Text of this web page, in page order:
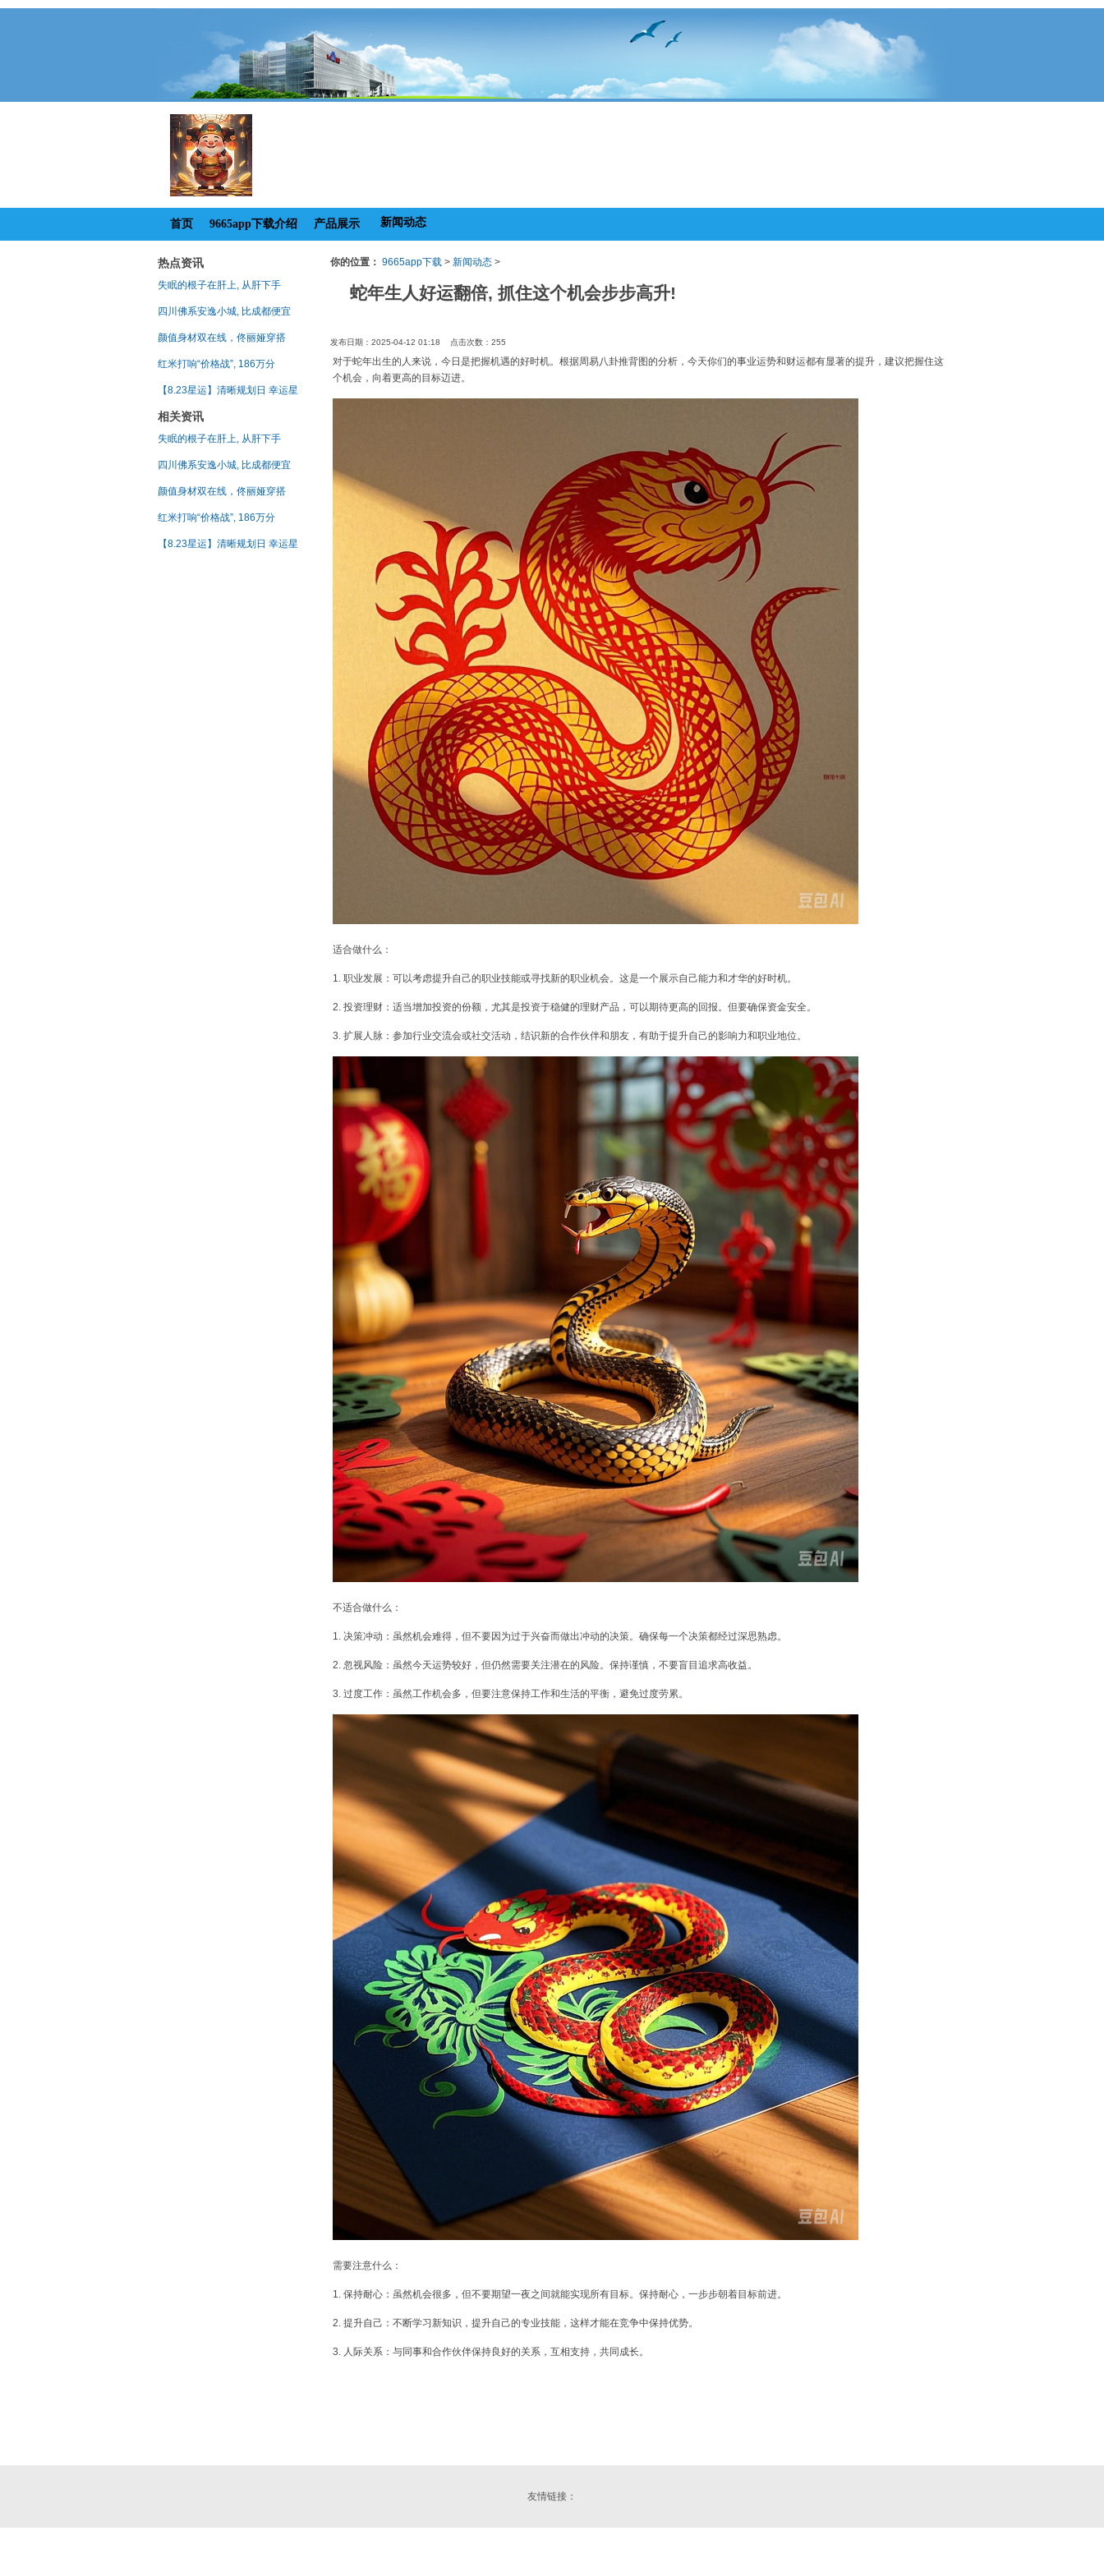
首页 9665app下载介绍 产品展示 新闻动态
热点资讯
失眠的根子在肝上, 从肝下手
四川佛系安逸小城, 比成都便宜
颜值身材双在线，佟丽娅穿搭
红米打响“价格战”, 186万分
【8.23星运】清晰规划日 幸运星
相关资讯
失眠的根子在肝上, 从肝下手
四川佛系安逸小城, 比成都便宜
颜值身材双在线，佟丽娅穿搭
红米打响“价格战”, 186万分
【8.23星运】清晰规划日 幸运星
你的位置： 9665app下载 > 新闻动态 >
蛇年生人好运翻倍, 抓住这个机会步步高升!
发布日期：2025-04-12 01:18 点击次数：255
对于蛇年出生的人来说，今日是把握机遇的好时机。根据周易八卦推背图的分析，今天你们的事业运势和财运都有显著的提升，建议把握住这
个机会，向着更高的目标迈进。
适合做什么：
1. 职业发展：可以考虑提升自己的职业技能或寻找新的职业机会。这是一个展示自己能力和才华的好时机。
2. 投资理财：适当增加投资的份额，尤其是投资于稳健的理财产品，可以期待更高的回报。但要确保资金安全。
3. 扩展人脉：参加行业交流会或社交活动，结识新的合作伙伴和朋友，有助于提升自己的影响力和职业地位。
不适合做什么：
1. 决策冲动：虽然机会难得，但不要因为过于兴奋而做出冲动的决策。确保每一个决策都经过深思熟虑。
2. 忽视风险：虽然今天运势较好，但仍然需要关注潜在的风险。保持谨慎，不要盲目追求高收益。
3. 过度工作：虽然工作机会多，但要注意保持工作和生活的平衡，避免过度劳累。
需要注意什么：
1. 保持耐心：虽然机会很多，但不要期望一夜之间就能实现所有目标。保持耐心，一步步朝着目标前进。
2. 提升自己：不断学习新知识，提升自己的专业技能，这样才能在竞争中保持优势。
3. 人际关系：与同事和合作伙伴保持良好的关系，互相支持，共同成长。
友情链接：